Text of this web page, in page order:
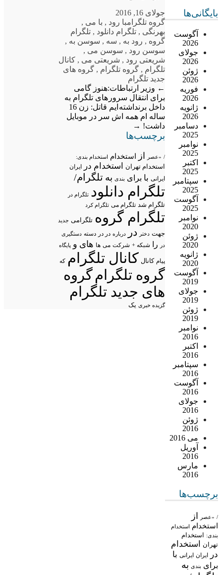
بایگانی‌ها
آگوست
2026
جولای
2026
ژوئن
2026
فوریه
2026
ژانویه
2026
دسامبر
2025
نوامبر
2025
اکتبر
2025
سپتامبر
2025
آگوست
2025
نوامبر
2020
ژوئن
2020
ژانویه
2020
آگوست
2019
جولای
2019
ژوئن
2019
نوامبر
2016
اکتبر
2016
سپتامبر
2016
آگوست
2016
جولای
2016
ژوئن
2016
می 2016
آوریل
2016
مارس
2016
برچسب‌ها
/ «عصر از
استخدام استخدام
بندی: استخدام
تهران
استخدام
در
ایران ایرانی با
برای بندی به
جولای 16, 2016
گروه تلگرامبا رود , با می ,
بهرنگی , تلگرام دانلود , تلگرام
گروه , رود به , سه , سوسن به ,
سوسن رود , سوسن می ,
شریعتی رود , شریعتی می , کانال
تلگرام , گروه تلگرام , گروه های
جدید تلگرام
← وزیر ارتباطات:هنوز گامی
برای انتقال سرور های تلگرام به
داخل برنداشته ایم
قاتل: زن 16
ساله ام همه اش سر در موبایل
داشت! →
برچسب‌ها
/ «عصر از استخدام استخدام بندی:
استخدام تهران استخدام در ایران
ایرانی با برای بندی به تلگرام/
تلگرام دانلود تلگرام در
تلگرام شد تلگرام می تلگرام کرد
تلگرام گروه تلگرامی جدید
جهت دختر در درباره در در دسته دستگیری
در
را شبکه + شرکت می ها های و پایگاه
پیام کانال کانال تلگرام که
گروه تلگرامگروه
های جدید تلگرام
گزیده خبری یک